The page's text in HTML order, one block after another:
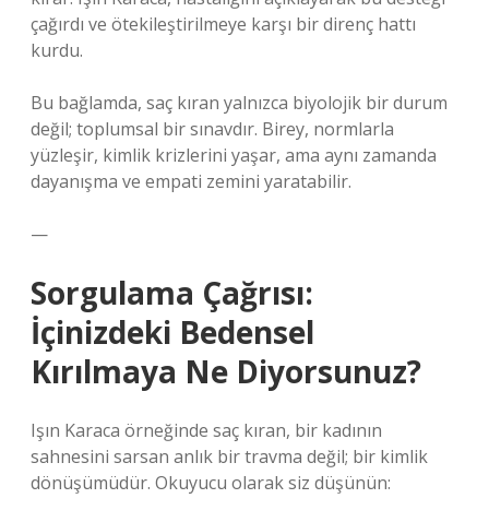
çağırdı ve ötekileştirilmeye karşı bir direnç hattı
kurdu.
Bu bağlamda, saç kıran yalnızca biyolojik bir durum
değil; toplumsal bir sınavdır. Birey, normlarla
yüzleşir, kimlik krizlerini yaşar, ama aynı zamanda
dayanışma ve empati zemini yaratabilir.
—
Sorgulama Çağrısı:
İçinizdeki Bedensel
Kırılmaya Ne Diyorsunuz?
Işın Karaca örneğinde saç kıran, bir kadının
sahnesini sarsan anlık bir travma değil; bir kimlik
dönüşümüdür. Okuyucu olarak siz düşünün: